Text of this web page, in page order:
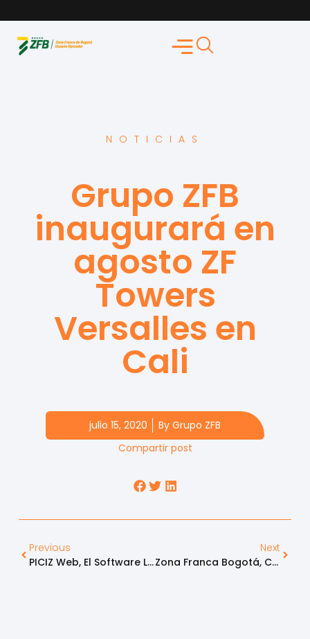
NOTICIAS
Grupo ZFB
inaugurará en
agosto ZF
Towers
Versalles en
Cali
julio 15, 2020 ByGrupo ZFB
Compartir post
Previous
PICIZ Web, El Software Líder En La Gestión Tecnológica De Zonas Francas
Next
Zona Franca Bogotá, Certificada Bajo La Norma ISO 28001:2007